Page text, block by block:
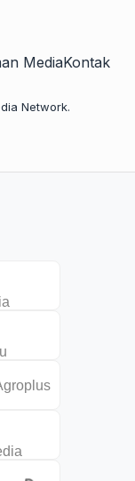
MediaKontak
Network.